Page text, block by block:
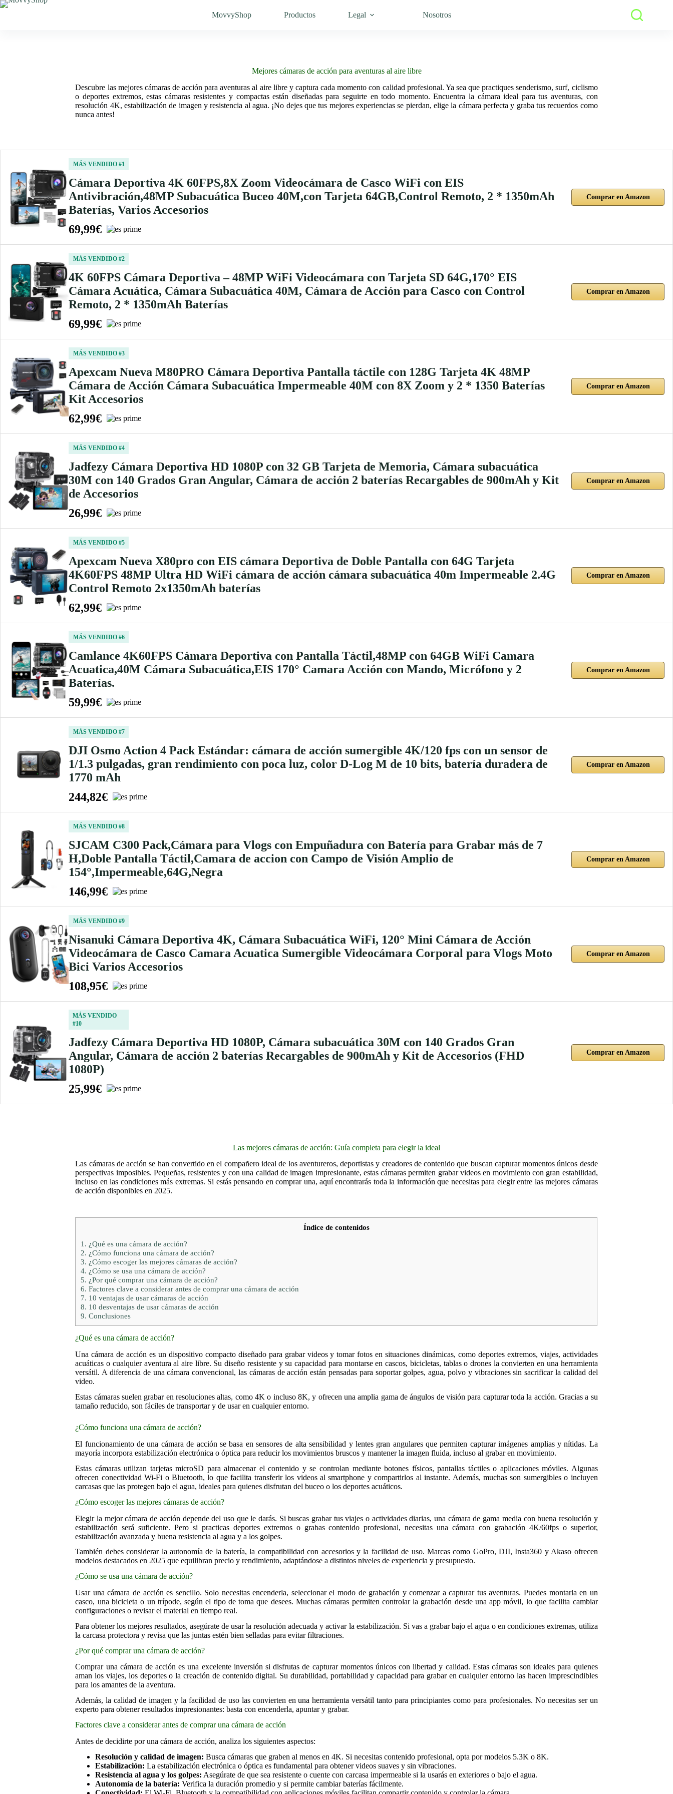
Saltar
MovvyShop Productos Legal Nosotros
Mejores cámaras de acción para aventuras al aire libre
Descubre las mejores cámaras de acción para aventuras al aire libre y captura cada momento con calidad profesional. Ya sea que practiques senderismo, surf, ciclismo
o deportes extremos, estas cámaras resistentes y compactas están diseñadas para seguirte en todo momento. Encuentra la cámara ideal para tus aventuras, con
resolución 4K, estabilización de imagen y resistencia al agua. ¡No dejes que tus mejores experiencias se pierdan, elige la cámara perfecta y graba tus recuerdos como
nunca antes!
MÁS VENDIDO #1
Cámara Deportiva 4K 60FPS,8X Zoom Videocámara de Casco WiFi con EIS
Antivibración,48MP Subacuática Buceo 40M,con Tarjeta 64GB,Control Remoto, 2 * 1350mAh
Baterías, Varios Accesorios
69,99€
Comprar en Amazon
MÁS VENDIDO #2
4K 60FPS Cámara Deportiva – 48MP WiFi Videocámara con Tarjeta SD 64G,170° EIS
Cámara Acuática, Cámara Subacuática 40M, Cámara de Acción para Casco con Control
Remoto, 2 * 1350mAh Baterías
69,99€
Comprar en Amazon
MÁS VENDIDO #3
Apexcam Nueva M80PRO Cámara Deportiva Pantalla táctile con 128G Tarjeta 4K 48MP
Cámara de Acción Cámara Subacuática Impermeable 40M con 8X Zoom y 2 * 1350 Baterías
Kit Accesorios
62,99€
Comprar en Amazon
MÁS VENDIDO #4
Jadfezy Cámara Deportiva HD 1080P con 32 GB Tarjeta de Memoria, Cámara subacuática
30M con 140 Grados Gran Angular, Cámara de acción 2 baterías Recargables de 900mAh y Kit
de Accesorios
26,99€
Comprar en Amazon
MÁS VENDIDO #5
Apexcam Nueva X80pro con EIS cámara Deportiva de Doble Pantalla con 64G Tarjeta
4K60FPS 48MP Ultra HD WiFi cámara de acción cámara subacuática 40m Impermeable 2.4G
Control Remoto 2x1350mAh baterías
62,99€
Comprar en Amazon
MÁS VENDIDO #6
Camlance 4K60FPS Cámara Deportiva con Pantalla Táctil,48MP con 64GB WiFi Camara
Acuatica,40M Cámara Subacuática,EIS 170° Camara Acción con Mando, Micrófono y 2
Baterías.
59,99€
Comprar en Amazon
MÁS VENDIDO #7
DJI Osmo Action 4 Pack Estándar: cámara de acción sumergible 4K/120 fps con un sensor de
1/1.3 pulgadas, gran rendimiento con poca luz, color D-Log M de 10 bits, batería duradera de
1770 mAh
244,82€
Comprar en Amazon
MÁS VENDIDO #8
SJCAM C300 Pack,Cámara para Vlogs con Empuñadura con Batería para Grabar más de 7
H,Doble Pantalla Táctil,Camara de accion con Campo de Visión Amplio de
154°,Impermeable,64G,Negra
146,99€
Comprar en Amazon
MÁS VENDIDO #9
Nisanuki Cámara Deportiva 4K, Cámara Subacuática WiFi, 120° Mini Cámara de Acción
Videocámara de Casco Camara Acuatica Sumergible Videocámara Corporal para Vlogs Moto
Bici Varios Accesorios
108,95€
Comprar en Amazon
MÁS VENDIDO
#10
Jadfezy Cámara Deportiva HD 1080P, Cámara subacuática 30M con 140 Grados Gran
Angular, Cámara de acción 2 baterías Recargables de 900mAh y Kit de Accesorios (FHD
1080P)
25,99€
Comprar en Amazon
Las mejores cámaras de acción: Guía completa para elegir la ideal
Las cámaras de acción se han convertido en el compañero ideal de los aventureros, deportistas y creadores de contenido que buscan capturar momentos únicos desde
perspectivas imposibles. Pequeñas, resistentes y con una calidad de imagen impresionante, estas cámaras permiten grabar videos en movimiento con gran estabilidad,
incluso en las condiciones más extremas. Si estás pensando en comprar una, aquí encontrarás toda la información que necesitas para elegir entre las mejores cámaras
de acción disponibles en 2025.
Índice de contenidos
1. ¿Qué es una cámara de acción?
2. ¿Cómo funciona una cámara de acción?
3. ¿Cómo escoger las mejores cámaras de acción?
4. ¿Cómo se usa una cámara de acción?
5. ¿Por qué comprar una cámara de acción?
6. Factores clave a considerar antes de comprar una cámara de acción
7. 10 ventajas de usar cámaras de acción
8. 10 desventajas de usar cámaras de acción
9. Conclusiones
¿Qué es una cámara de acción?
Una cámara de acción es un dispositivo compacto diseñado para grabar videos y tomar fotos en situaciones dinámicas, como deportes extremos, viajes, actividades
acuáticas o cualquier aventura al aire libre. Su diseño resistente y su capacidad para montarse en cascos, bicicletas, tablas o drones la convierten en una herramienta
versátil. A diferencia de una cámara convencional, las cámaras de acción están pensadas para soportar golpes, agua, polvo y vibraciones sin sacrificar la calidad del
video.
Estas cámaras suelen grabar en resoluciones altas, como 4K o incluso 8K, y ofrecen una amplia gama de ángulos de visión para capturar toda la acción. Gracias a su
tamaño reducido, son fáciles de transportar y de usar en cualquier entorno.
¿Cómo funciona una cámara de acción?
El funcionamiento de una cámara de acción se basa en sensores de alta sensibilidad y lentes gran angulares que permiten capturar imágenes amplias y nítidas. La
mayoría incorpora estabilización electrónica o óptica para reducir los movimientos bruscos y mantener la imagen fluida, incluso al grabar en movimiento.
Estas cámaras utilizan tarjetas microSD para almacenar el contenido y se controlan mediante botones físicos, pantallas táctiles o aplicaciones móviles. Algunas
ofrecen conectividad Wi-Fi o Bluetooth, lo que facilita transferir los videos al smartphone y compartirlos al instante. Además, muchas son sumergibles o incluyen
carcasas que las protegen bajo el agua, ideales para quienes disfrutan del buceo o los deportes acuáticos.
¿Cómo escoger las mejores cámaras de acción?
Elegir la mejor cámara de acción depende del uso que le darás. Si buscas grabar tus viajes o actividades diarias, una cámara de gama media con buena resolución y
estabilización será suficiente. Pero si practicas deportes extremos o grabas contenido profesional, necesitas una cámara con grabación 4K/60fps o superior,
estabilización avanzada y buena resistencia al agua y a los golpes.
También debes considerar la autonomía de la batería, la compatibilidad con accesorios y la facilidad de uso. Marcas como GoPro, DJI, Insta360 y Akaso ofrecen
modelos destacados en 2025 que equilibran precio y rendimiento, adaptándose a distintos niveles de experiencia y presupuesto.
¿Cómo se usa una cámara de acción?
Usar una cámara de acción es sencillo. Solo necesitas encenderla, seleccionar el modo de grabación y comenzar a capturar tus aventuras. Puedes montarla en un
casco, una bicicleta o un trípode, según el tipo de toma que desees. Muchas cámaras permiten controlar la grabación desde una app móvil, lo que facilita cambiar
configuraciones o revisar el material en tiempo real.
Para obtener los mejores resultados, asegúrate de usar la resolución adecuada y activar la estabilización. Si vas a grabar bajo el agua o en condiciones extremas, utiliza
la carcasa protectora y revisa que las juntas estén bien selladas para evitar filtraciones.
¿Por qué comprar una cámara de acción?
Comprar una cámara de acción es una excelente inversión si disfrutas de capturar momentos únicos con libertad y calidad. Estas cámaras son ideales para quienes
aman los viajes, los deportes o la creación de contenido digital. Su durabilidad, portabilidad y capacidad para grabar en cualquier entorno las hacen imprescindibles
para los amantes de la aventura.
Además, la calidad de imagen y la facilidad de uso las convierten en una herramienta versátil tanto para principiantes como para profesionales. No necesitas ser un
experto para obtener resultados impresionantes: basta con encenderla, apuntar y grabar.
Factores clave a considerar antes de comprar una cámara de acción
Antes de decidirte por una cámara de acción, analiza los siguientes aspectos:
Resolución y calidad de imagen: Busca cámaras que graben al menos en 4K. Si necesitas contenido profesional, opta por modelos 5.3K o 8K.
Estabilización: La estabilización electrónica o óptica es fundamental para obtener videos suaves y sin vibraciones.
Resistencia al agua y los golpes: Asegúrate de que sea resistente o cuente con carcasa impermeable si la usarás en exteriores o bajo el agua.
Autonomía de la batería: Verifica la duración promedio y si permite cambiar baterías fácilmente.